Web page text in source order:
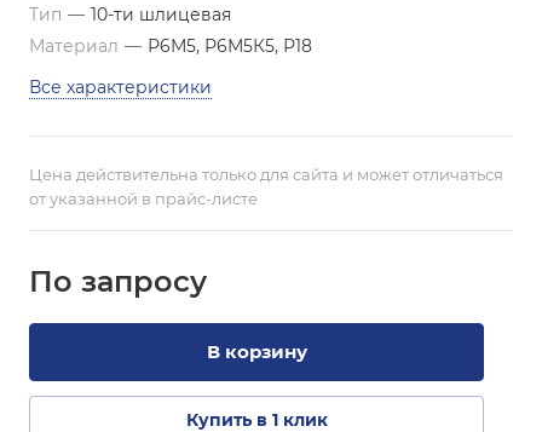
Тип — 10-ти шлицевая
Материал — Р6М5, Р6М5К5, Р18
Все характеристики
Цена действительна только для сайта и может отличаться
от указанной в прайс-листе
По запросу
В корзину
Купить в 1 клик